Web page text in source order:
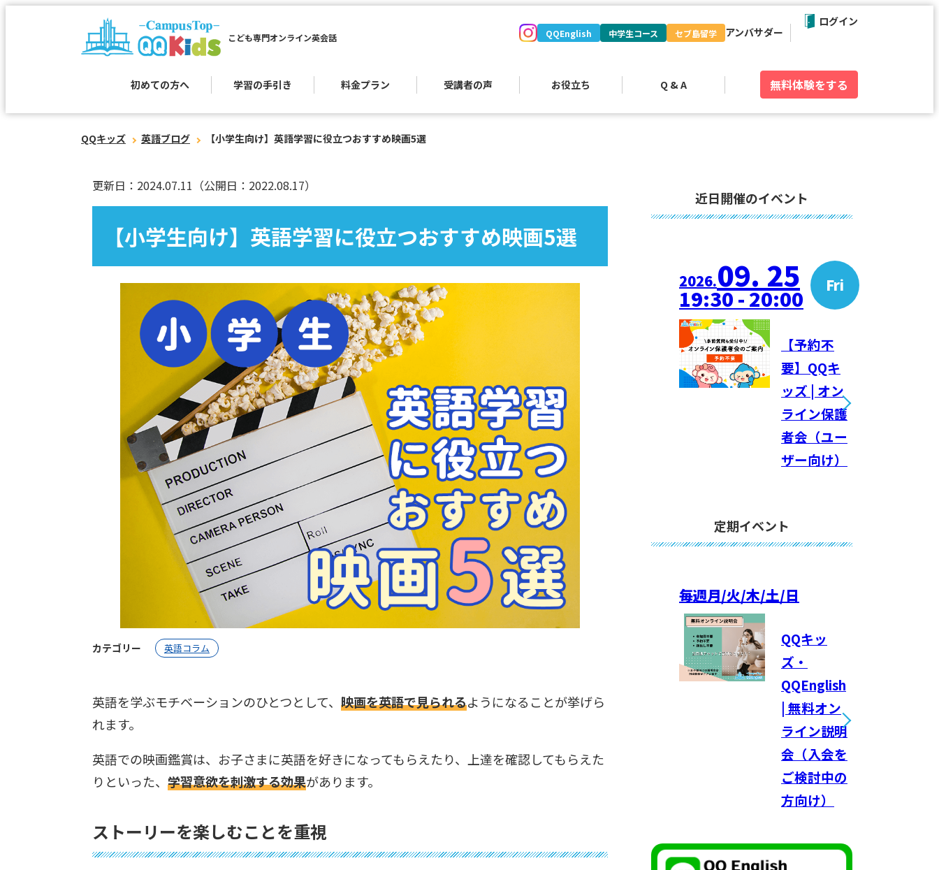
こども専門オンライン英会話
初めての方へ 学習の手引き 料金プラン 受講者の声 お役立ち Q & A
QQEnglish 中学生コース セブ島留学 アンバサダー
無料体験をする
ログイン
QQキッズ 英語ブログ 【小学生向け】英語学習に役立つおすすめ映画5選
更新日：2024.07.11 （公開日：2022.08.17）
【小学生向け】英語学習に役立つおすすめ映画5選
カテゴリー 英語コラム
英語を学ぶモチベーションのひとつとして、 映画を英語で見られるようになることが挙げら
れます。
英語での映画鑑賞は、お子さまに英語を好きになってもらえたり、上達を確認してもらえた
りといった、 学習意欲を刺激する効果があります。
ストーリーを楽しむことを重視
近日開催のイベント
2026.09. 25 Fri
19:30 - 20:00
【予約不
要】QQキ
ッズ | オン
ライン保護
者会（ユー
ザー向け）
定期イベント
毎週月/火/木/土/日
QQキッ
ズ・
QQEnglish
| 無料オン
ライン説明
会（入会を
ご検討中の
方向け）